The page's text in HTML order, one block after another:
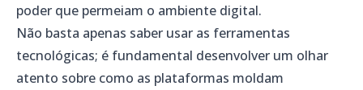
poder que permeiam o ambiente digital.
Não basta apenas saber usar as ferramentas
tecnológicas; é fundamental desenvolver um olhar
atento sobre como as plataformas moldam